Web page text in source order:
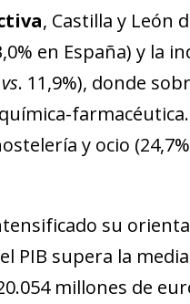
, Castilla y León
en España) y la
vs. 11,9%), donde
y ocio (24,7%
su
PIB supera la
millones de